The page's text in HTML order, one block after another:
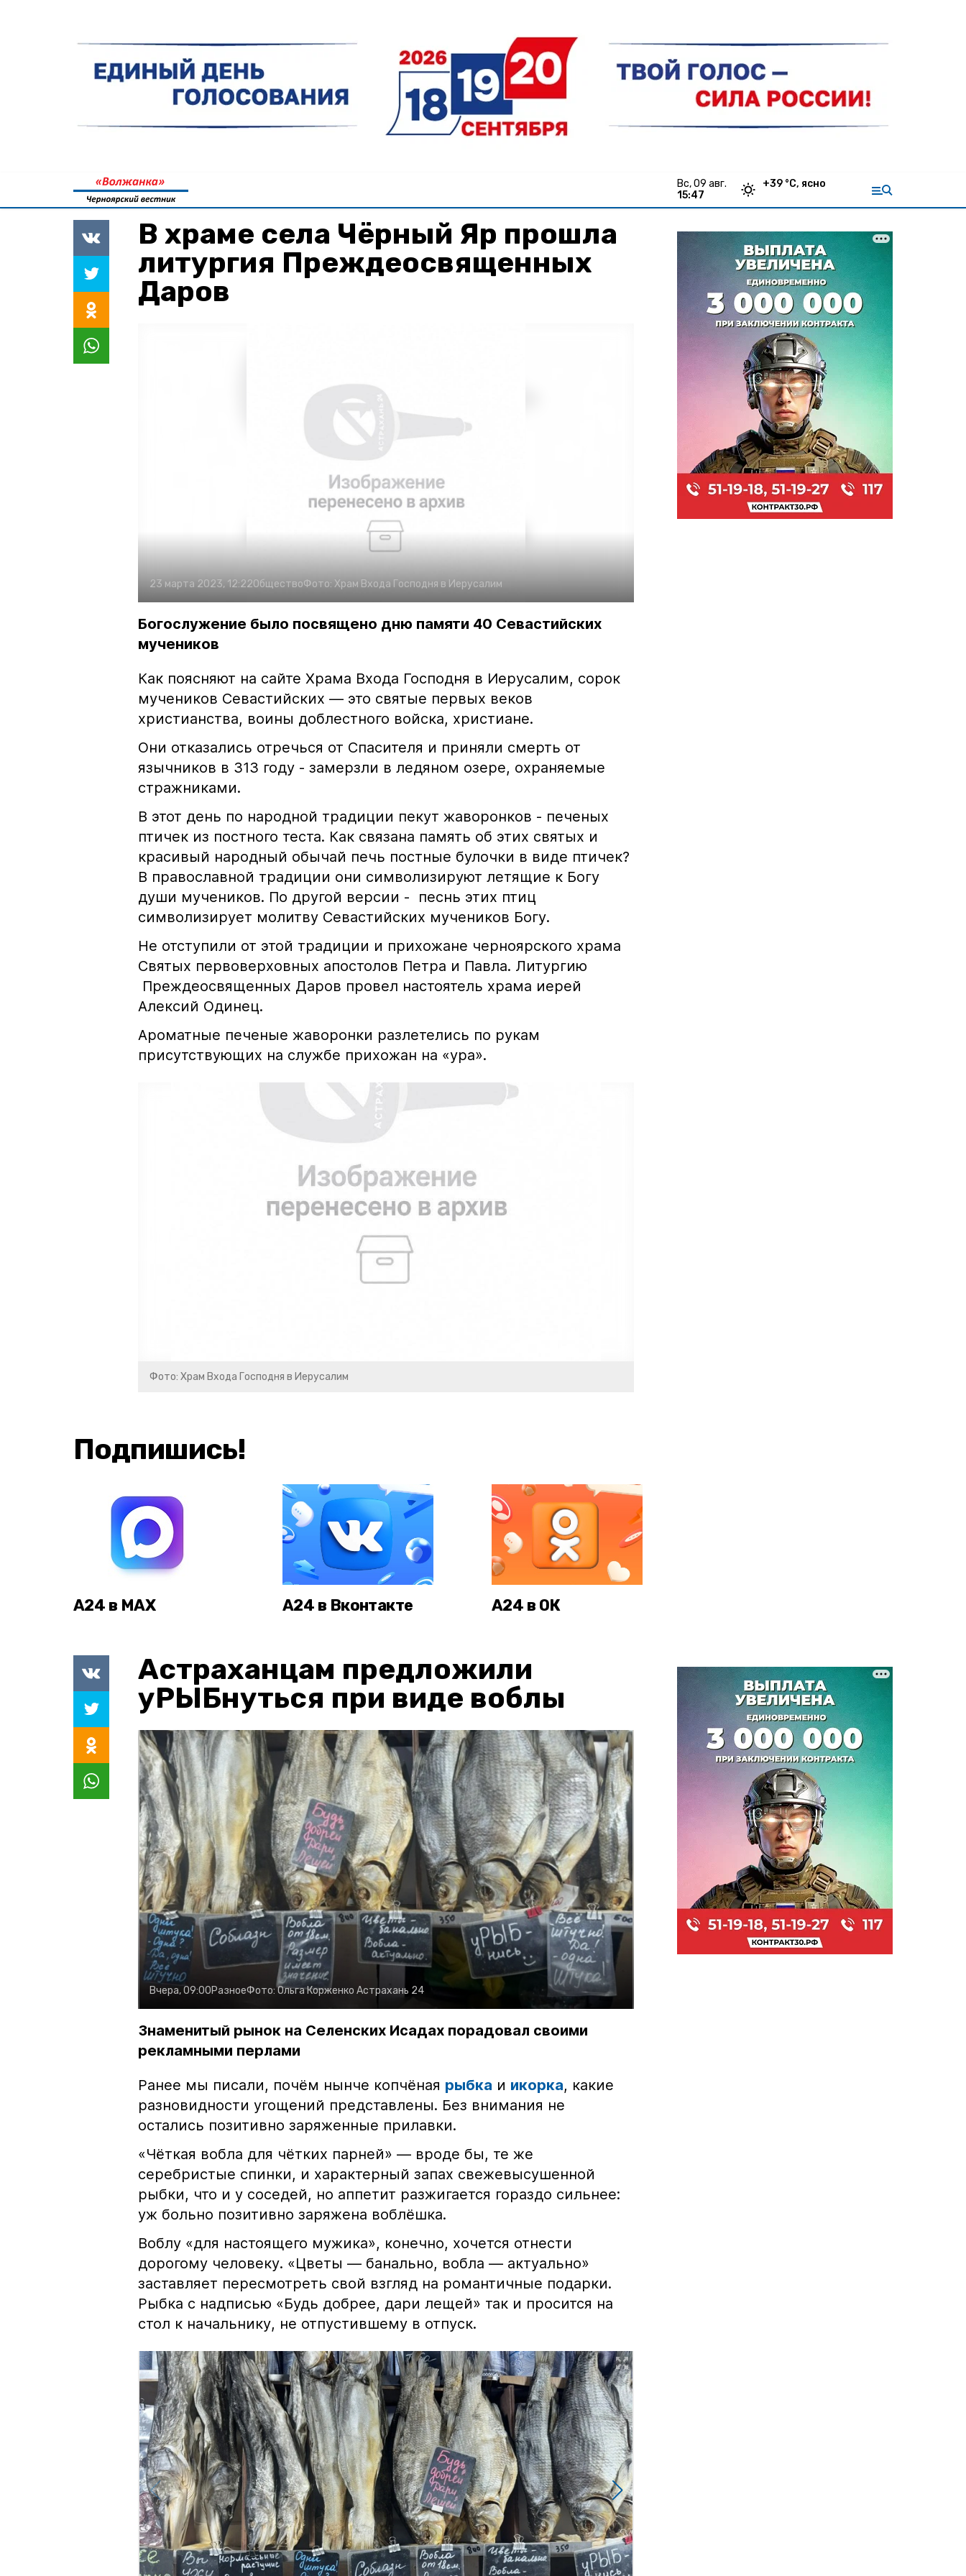
вс, 09 авг.
15:47
+39 °С, ясно
В храме села Чёрный Яр прошла
литургия Преждеосвященных
Даров
23 марта 2023, 12:22ОбществоФото: Храм Входа Господня в Иерусалим
Богослужение было посвящено дню памяти 40 Севастийских
мучеников
Как поясняют на сайте Храма Входа Господня в Иерусалим, сорок
мучеников Севастийских — это святые первых веков
христианства, воины доблестного войска, христиане.
Они отказались отречься от Спасителя и приняли смерть от
язычников в 313 году - замерзли в ледяном озере, охраняемые
стражниками.
В этот день по народной традиции пекут жаворонков - печеных
птичек из постного теста. Как связана память об этих святых и
красивый народный обычай печь постные булочки в виде птичек?
В православной традиции они символизируют летящие к Богу
души мучеников. По другой версии - песнь этих птиц
символизирует молитву Севастийских мучеников Богу.
Не отступили от этой традиции и прихожане черноярского храма
Святых первоверховных апостолов Петра и Павла. Литургию
Преждеосвященных Даров провел настоятель храма иерей
Алексий Одинец.
Ароматные печеные жаворонки разлетелись по рукам
присутствующих на службе прихожан на «ура».
Фото: Храм Входа Господня в Иерусалим
Подпишись!
А24 в MAX А24 в Вконтакте А24 в ОК
Астраханцам предложили
уРЫБнуться при виде воблы
Вчера, 09:00РазноеФото:Ольга Корженко Астрахань 24
Знаменитый рынок на Селенских Исадах порадовал своими
рекламными перлами
Ранее мы писали, почём нынче копчёная рыбка и икорка, какие
разновидности угощений представлены. Без внимания не
остались позитивно заряженные прилавки.
«Чёткая вобла для чётких парней» — вроде бы, те же
серебристые спинки, и характерный запах свежевысушенной
рыбки, что и у соседей, но аппетит разжигается гораздо сильнее:
уж больно позитивно заряжена воблёшка.
Воблу «для настоящего мужика», конечно, хочется отнести
дорогому человеку. «Цветы — банально, вобла — актуально»
заставляет пересмотреть свой взгляд на романтичные подарки.
Рыбка с надписью «Будь добрее, дари лещей» так и просится на
стол к начальнику, не отпустившему в отпуск.